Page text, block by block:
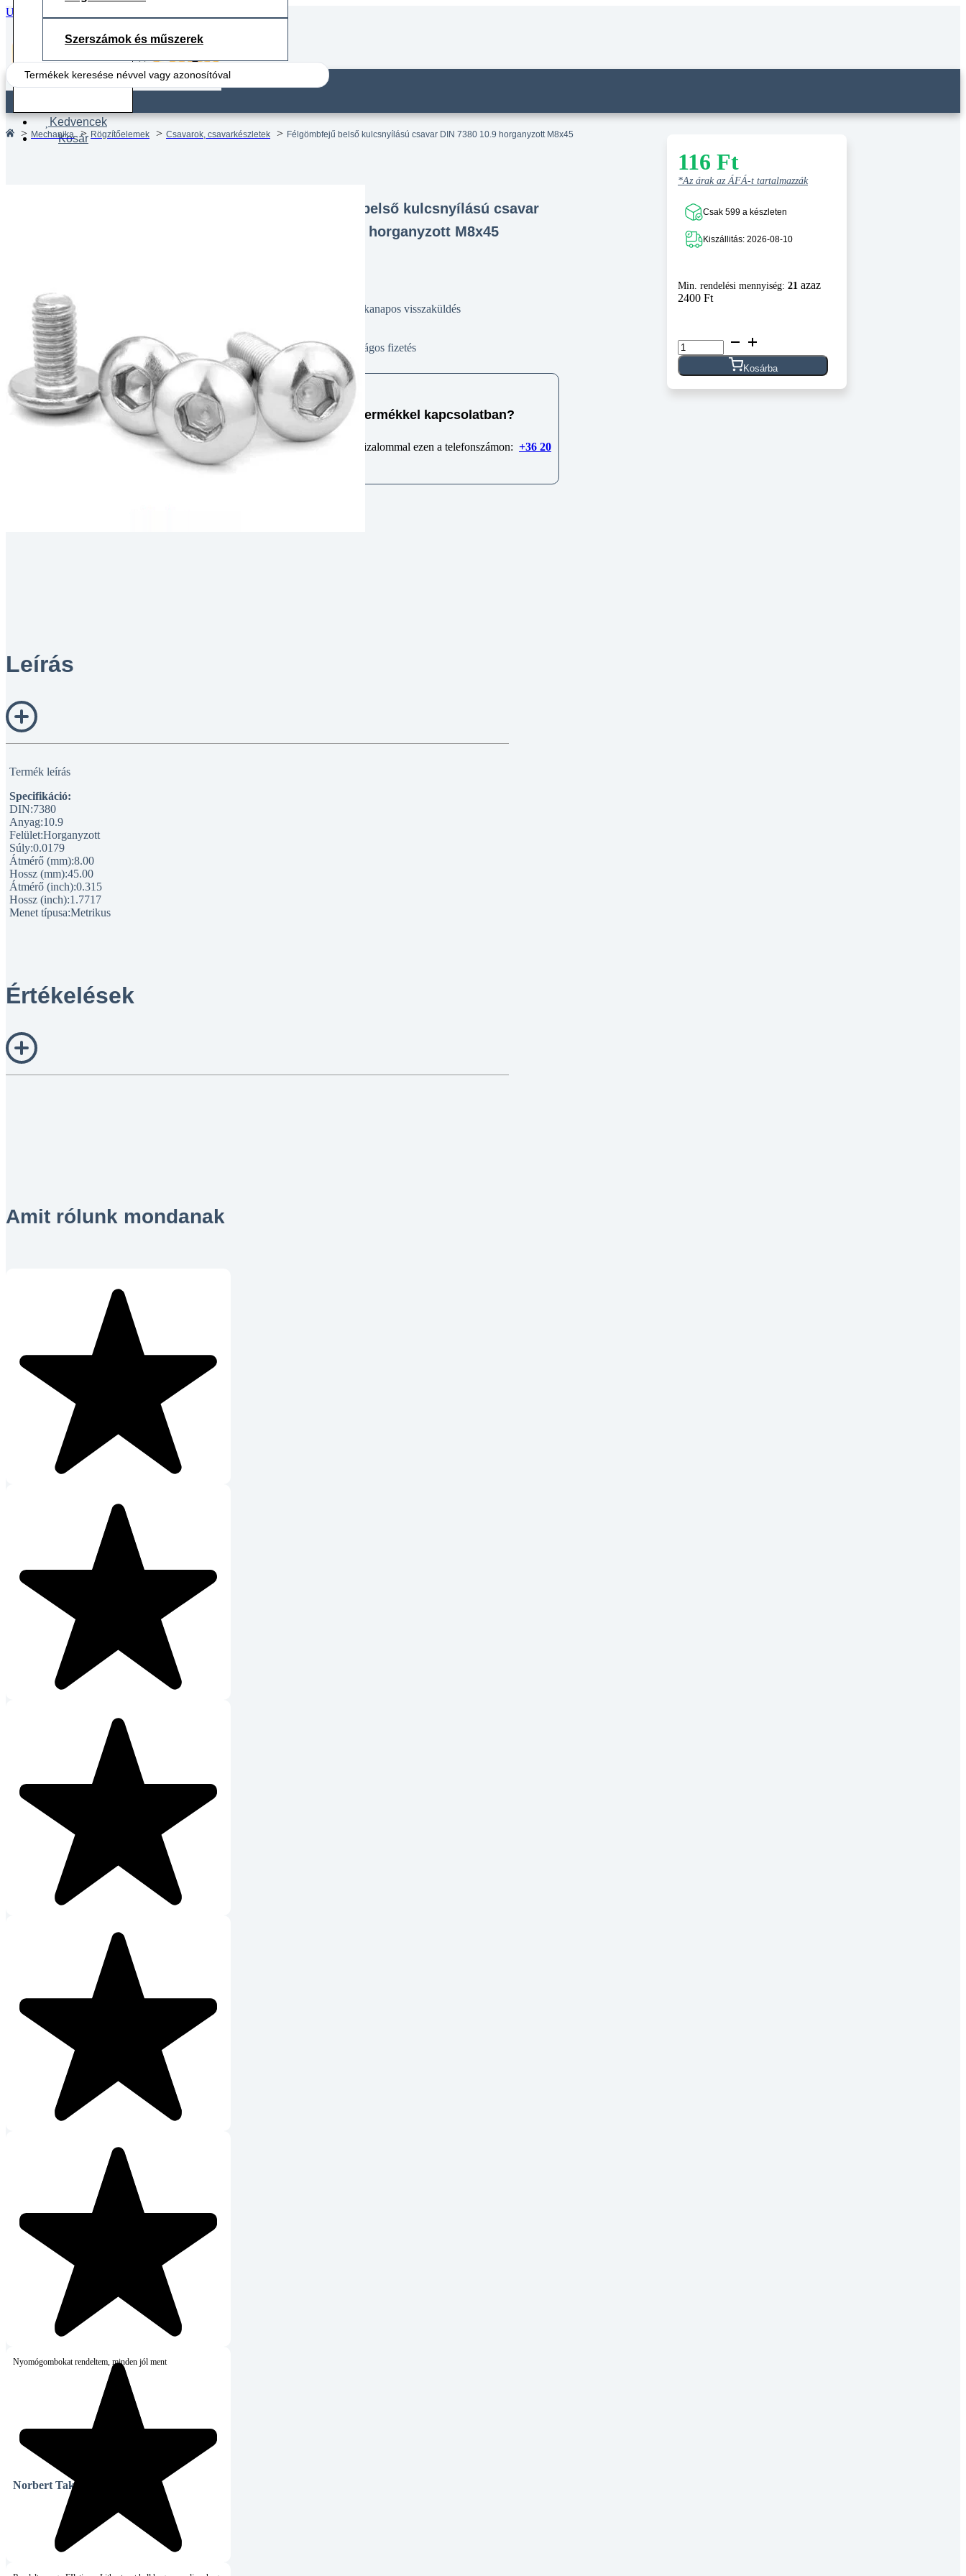
Ugrás a fő tartalomhoz
Search
...
Kedvencek
Kosár
Szerszámok és műszerek
Mechanika Rögzítőelemek Csavarok, csavarkészletek Félgömbfejű belső kulcsnyílású csavar DIN 7380 10.9 horganyzott M8x45
Félgömbfejű belső kulcsnyílású csavar
DIN 7380 10.9 horganyzott M8x45
14 munkanapos visszaküldés
Biztonságos fizetés
Kérdése van termékkel kapcsolatban?
Keressen minket bizalommal ezen a telefonszámon: +36 20
Leírás
Termék leírás
Specifikáció:
DIN:7380
Anyag:10.9
Felület:Horganyzott
Súly:0.0179
Átmérő (mm):8.00
Hossz (mm):45.00
Átmérő (inch):0.315
Hossz (inch):1.7717
Menet típusa:Metrikus
Értékelések
Amit rólunk mondanak
116 Ft
*Az árak az ÁFÁ-t tartalmazzák
Csak 599 a készleten
Kiszállitás: 2026-08-10
Min. rendelési mennyiség: 21 azaz
2400 Ft
Félgömbfejű
belső
kulcsnyílású
csavar
DIN
Kosárba